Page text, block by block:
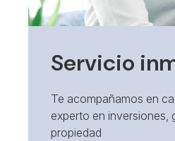
Servicio
Te acompañamos en
experto en inversiones,
propiedad